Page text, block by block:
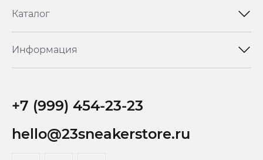
Каталог
Информация
+7 (999) 454-23-23
hello@23sneakerstore.ru